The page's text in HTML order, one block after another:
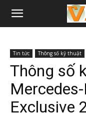
Tin tức Thông số kỹ thuật
Thông số
Exclusive